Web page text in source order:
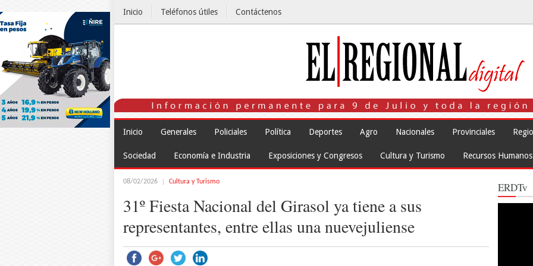
Inicio Teléfonos útiles Contáctenos
Inicio Generales Policiales Política Deportes Agro Nacionales Provinciales
Sociedad Economía e Industria Exposiciones y Congresos Cultura y Turismo Recursos Humanos
08/02/2026 Cultura y Turismo
31º Fiesta Nacional del Girasol ya tiene a sus
representantes, entre ellas una nuevejuliense
ERDTv